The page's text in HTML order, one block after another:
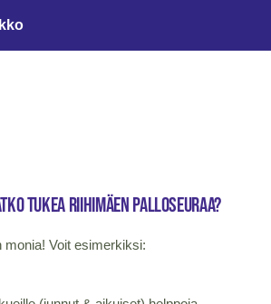
ry
tukea riihimäen palloseuraa?
monia! Voit esimerkiksi: